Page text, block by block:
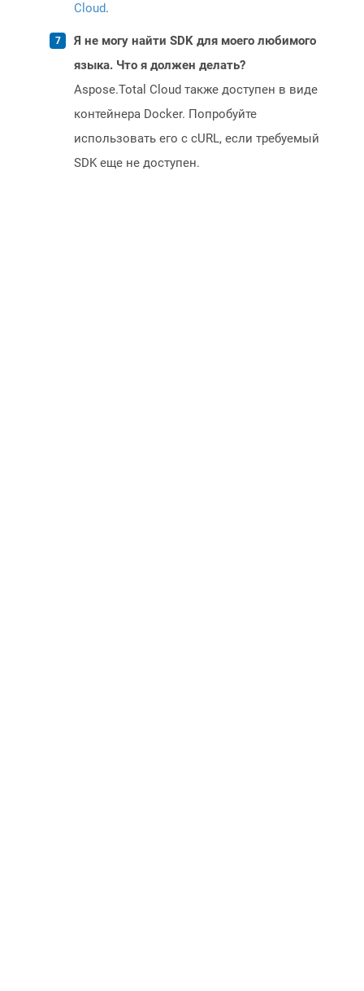
Cloud.
Я не могу найти SDK для моего любимого
языка. Что я должен делать?
Aspose.Total Cloud также доступен в виде
контейнера Docker. Попробуйте
использовать его с cURL, если требуемый
SDK еще не доступен.